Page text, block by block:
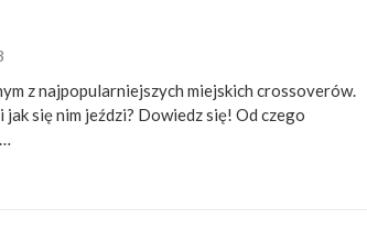
z najpopularniejszych miejskich crossoverów.
się nim jeździ? Dowiedz się! Od czego